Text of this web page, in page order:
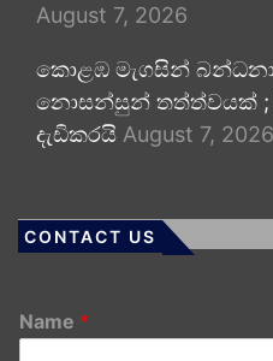
August 7, 2026
කොළඹ මැගසින්
නොසන්සුන් තත්ත්වයක් ;
දැඩිකරයි August 7, 2026
CONTACT US
Name *